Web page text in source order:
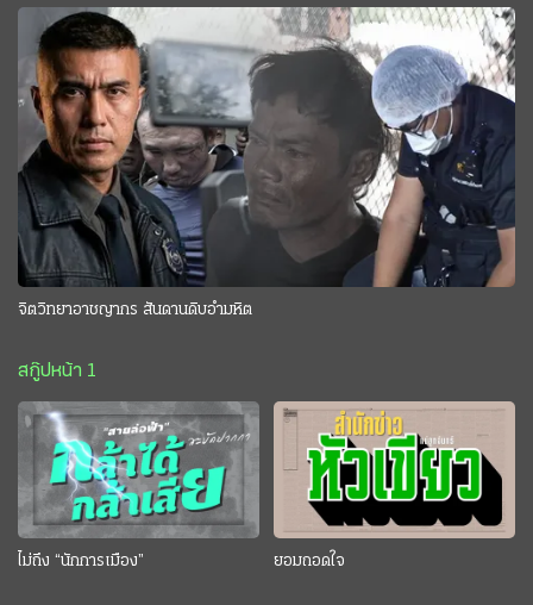
จิตวิทยาอาชญากร สันดานดิบอำมหิต
สกู๊ปหน้า 1
ไม่ถึง “นักการเมือง” ยอมถอดใจ